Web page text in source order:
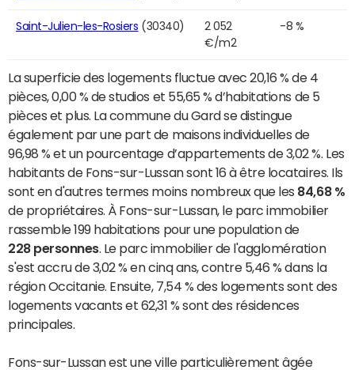
Saint-Julien-les-Rosiers (30340)
2 052
€/m2
-8 %
La superficie des logements fluctue avec 20,16 % de 4
pièces, 0,00 % de studios et 55,65 % d’habitations de 5
pièces et plus. La commune du Gard se distingue
également par une part de maisons individuelles de
96,98 % et un pourcentage d’appartements de 3,02 %. Les
habitants de Fons-sur-Lussan sont 16 à être locataires. Ils
sont en d'autres termes moins nombreux que les 84,68 %
de propriétaires. À Fons-sur-Lussan, le parc immobilier
rassemble 199 habitations pour une population de
228 personnes. Le parc immobilier de l'agglomération
s'est accru de 3,02 % en cinq ans, contre 5,46 % dans la
région Occitanie. Ensuite, 7,54 % des logements sont des
logements vacants et 62,31 % sont des résidences
principales.
Fons-sur-Lussan est une ville particulièrement âgée